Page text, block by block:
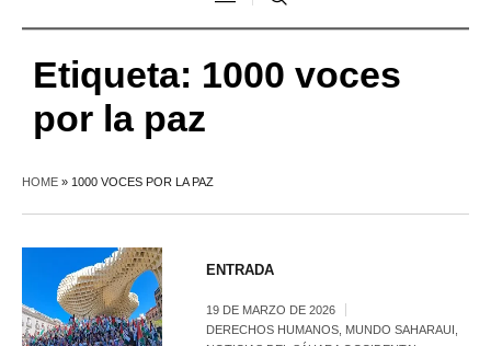
Etiqueta: 1000 voces
por la paz
HOME » 1000 VOCES POR LA PAZ
ENTRADA
19 DE MARZO DE 2026
DERECHOS HUMANOS MUNDO SAHARAUI